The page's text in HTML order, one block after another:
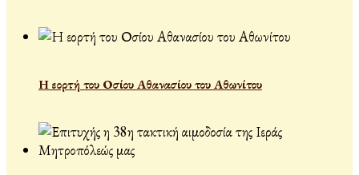
Η εορτή του Οσίου Αθανασίου του Αθωνίτου